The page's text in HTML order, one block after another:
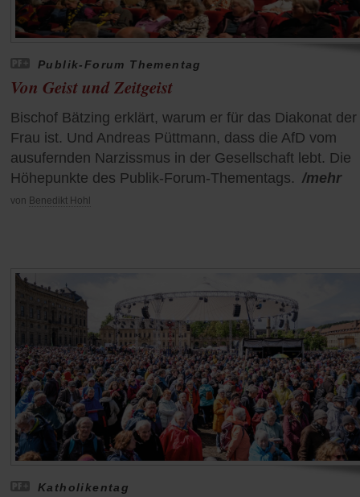
Publik-Forum Thementag
Von Geist und Zeitgeist
Bischof Bätzing erklärt, warum er für das Diakonat der
Frau ist. Und Andreas Püttmann, dass die AfD vom
ausufernden Narzissmus in der Gesellschaft lebt. Die
Höhepunkte des Publik-Forum-Thementags. /mehr
von Benedikt Hohl
Katholikentag